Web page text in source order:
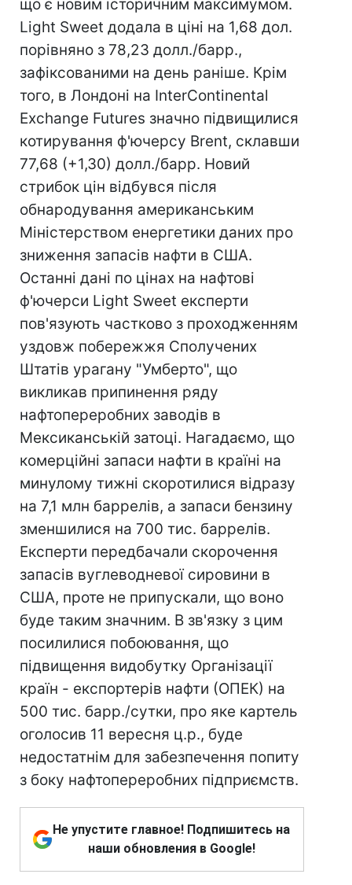
що є новим історичним максимумом.
Light Sweet додала в ціні на 1,68 дол.
порівняно з 78,23 долл./барр.,
зафіксованими на день раніше. Крім
того, в Лондоні на InterContinental
Exchange Futures значно підвищилися
котирування ф'ючерсу Brent, склавши
77,68 (+1,30) долл./барр. Новий
стрибок цін відбувся після
обнародування американським
Міністерством енергетики даних про
зниження запасів нафти в США.
Останні дані по цінах на нафтові
ф'ючерси Light Sweet експерти
пов'язують частково з проходженням
уздовж побережжя Сполучених
Штатів урагану "Умберто", що
викликав припинення ряду
нафтопереробних заводів в
Мексиканській затоці. Нагадаємо, що
комерційні запаси нафти в країні на
минулому тижні скоротилися відразу
на 7,1 млн баррелів, а запаси бензину
зменшилися на 700 тис. баррелів.
Експерти передбачали скорочення
запасів вуглеводневої сировини в
США, проте не припускали, що воно
буде таким значним. В зв'язку з цим
посилилися побоювання, що
підвищення видобутку Організації
країн - експортерів нафти (ОПЕК) на
500 тис. барр./сутки, про яке картель
оголосив 11 вересня ц.р., буде
недостатнім для забезпечення попиту
з боку нафтопереробних підприємств.
Не упустите главное! Подпишитесь на
наши обновления в Google!